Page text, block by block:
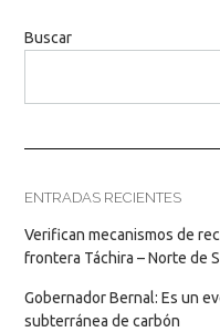
Buscar
ENTRADAS RECIENTES
Verifican mecanismos de
frontera Táchira – Norte de
Gobernador Bernal: Es un
subterránea de carbón